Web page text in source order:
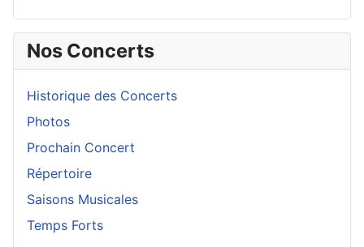
Nos Concerts
Historique des Concerts
Photos
Prochain Concert
Répertoire
Saisons Musicales
Temps Forts